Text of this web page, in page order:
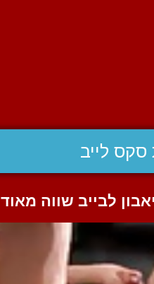
סקס לייב
לבייב שווה מאוד